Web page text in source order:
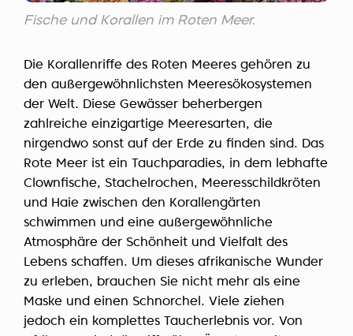
Fische und Korallen im Roten Meer.
Die Korallenriffe des Roten Meeres gehören zu
den außergewöhnlichsten Meeresökosystemen
der Welt. Diese Gewässer beherbergen
zahlreiche einzigartige Meeresarten, die
nirgendwo sonst auf der Erde zu finden sind. Das
Rote Meer ist ein Tauchparadies, in dem lebhafte
Clownfische, Stachelrochen, Meeresschildkröten
und Haie zwischen den Korallengärten
schwimmen und eine außergewöhnliche
Atmosphäre der Schönheit und Vielfalt des
Lebens schaffen. Um dieses afrikanische Wunder
zu erleben, brauchen Sie nicht mehr als eine
Maske und einen Schnorchel. Viele ziehen
jedoch ein komplettes Taucherlebnis vor. Von